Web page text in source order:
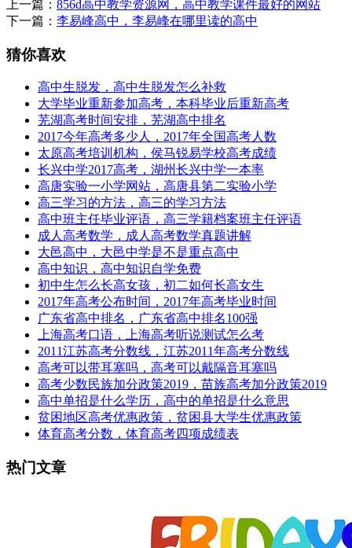
上一篇： 856d高中教学资源网，高中教学课件最好的网站
下一篇： 李易峰高中，李易峰在哪里读的高中
猜你喜欢
高中生脱发，高中生脱发怎么补救
大学毕业重新参加高考，本科毕业后重新高考
芜湖高考时间安排，芜湖高中排名
2017今年高考多少人，2017年全国高考人数
太原高考培训机构，侯马锐易学校高考成绩
长兴中学2017高考，湖州长兴中学一本率
高唐实验一小学网站，高唐县第二实验小学
高三学习的方法，高三的学习方法
高中班主任毕业评语，高三学籍档案班主任评语
成人高考数学，成人高考数学真题讲解
大邑高中，大邑中学是不是重点高中
高中知识，高中知识自学免费
初中生怎么长高女孩，初二如何长高女生
2017年高考公布时间，2017年高考毕业时间
广东省高中排名，广东省高中排名100强
上海高考口语，上海高考听说测试怎么考
2011江苏高考分数线，江苏2011年高考分数线
高考可以带耳塞吗，高考可以戴隔音耳塞吗
高考少数民族加分政策2019，苗族高考加分政策2019
高中单招是什么学历，高中的单招是什么意思
贫困地区高考优惠政策，贫困县大学生优惠政策
体育高考分数，体育高考四项成绩表
热门文章